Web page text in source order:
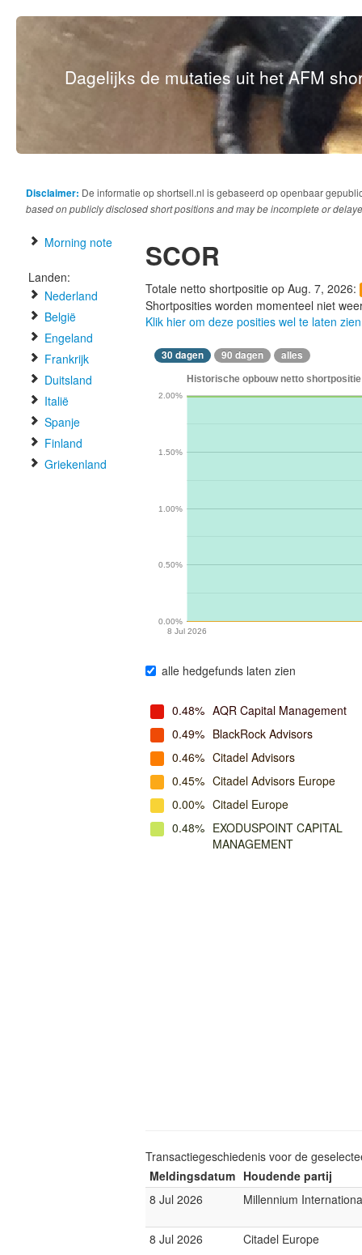
Dagelijks de mutaties uit het AFM
Disclaimer: De informatie op shortsell.nl is gebaseerd op openbaar
based on publicly disclosed short positions and may be incomplete or
Morning note
Landen:
Nederland
België
Engeland
Frankrijk
Duitsland
Italië
Spanje
Finland
Griekenland
SCOR
Totale netto shortpositie op Aug. 7, 2026:
Shortposities worden momenteel niet
Klik hier om deze posities wel te laten zien
30 dagen 90 dagen alles
Historische opbouw netto
8 Jul 2026
0.00%
0.50%
1.00%
1.50%
2.00%
alle hedgefunds laten zien
0.48% AQR Capital Management
0.49% BlackRock Advisors
0.46% Citadel Advisors
0.45% Citadel Advisors Europe
0.00% Citadel Europe
0.48% EXODUSPOINT CAPITAL
MANAGEMENT
Transactiegeschiedenis voor de
Meldingsdatum Houdende partij
8 Jul 2026
Millennium
8 Jul 2026 Citadel Europe